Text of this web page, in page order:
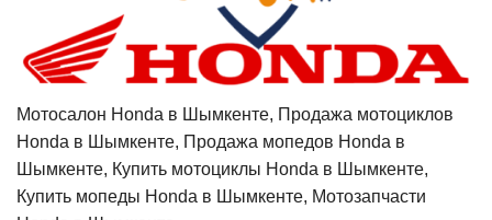
Мотосалон Honda в Шымкенте, Продажа мотоциклов
Honda в Шымкенте, Продажа мопедов Honda в
Шымкенте, Купить мотоциклы Honda в Шымкенте,
Купить мопеды Honda в Шымкенте, Мотозапчасти